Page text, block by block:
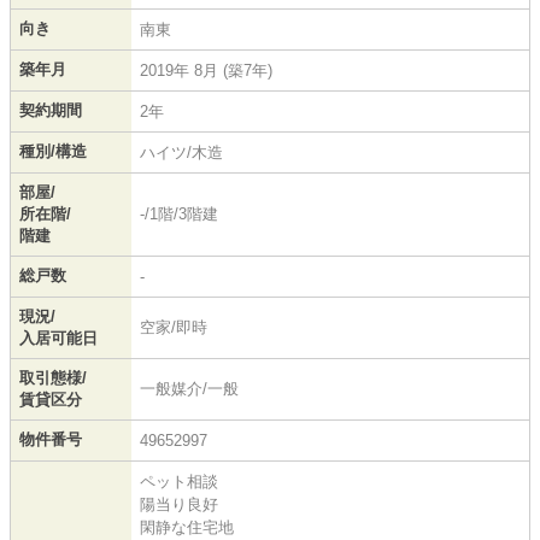
向き 南東
築年月 2019年 8月 (築7年)
契約期間 2年
種別/構造 ハイツ/木造
部屋/
所在階/
階建
-/1階/3階建
総戸数 -
現況/
入居可能日
空家/即時
取引態様/
賃貸区分
一般媒介/一般
物件番号 49652997
ペット相談
陽当り良好
閑静な住宅地